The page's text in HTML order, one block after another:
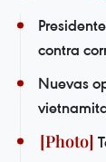
contra
Nuevas